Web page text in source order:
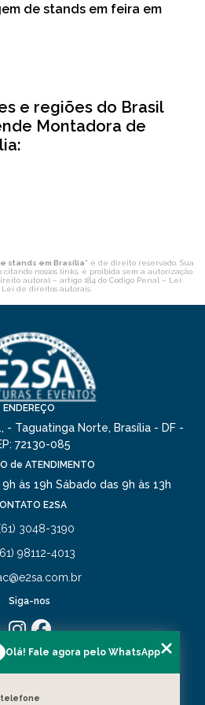
de stands em feira em
e regiões do Brasil
Montadora de
stands em Brasília" é de direito reservado. Sua
nossos links, é proibida sem a autorização
autoral – artigo 184 do Código Penal – Lei
Lei de direitos autorais
ENDEREÇO
- Taguatinga Norte, Brasília - DF -
72130-085
de ATENDIMENTO
às 19h Sábado das 9h às 13h
E2SA
3048-3190
98112-4013
Siga-nos
MENU
QUEM SOMOS
Olá! Fale agora pelo WhatsApp
telefone